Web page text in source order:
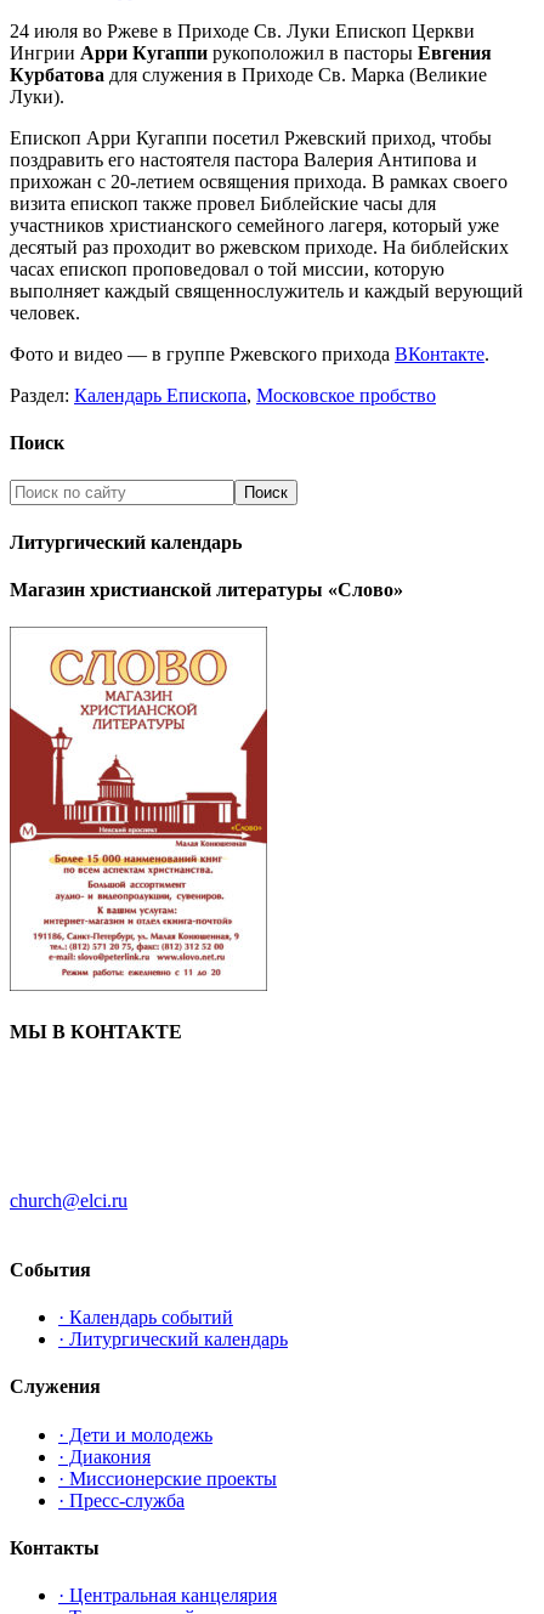
24 июля во Ржеве в Приходе Св. Луки Епископ Церкви
Ингрии Арри Кугаппи рукоположил в пасторы Евгения
Курбатова для служения в Приходе Св. Марка (Великие
Луки).
Епископ Арри Кугаппи посетил Ржевский приход, чтобы
поздравить его настоятеля пастора Валерия Антипова и
прихожан с 20-летием освящения прихода. В рамках своего
визита епископ также провел Библейские часы для
участников христианского семейного лагеря, который уже
десятый раз проходит во ржевском приходе. На библейских
часах епископ проповедовал о той миссии, которую
выполняет каждый священнослужитель и каждый верующий
человек.
Фото и видео — в группе Ржевского прихода ВКонтакте.
Раздел: Календарь Епископа, Московское пробство
Поиск
Литургический календарь
Магазин христианской литературы «Слово»
МЫ В КОНТАКТЕ
church@elci.ru
События
· Календарь событий
· Литургический календарь
Служения
· Дети и молодежь
· Диакония
· Миссионерские проекты
· Пресс-служба
Контакты
· Центральная канцелярия